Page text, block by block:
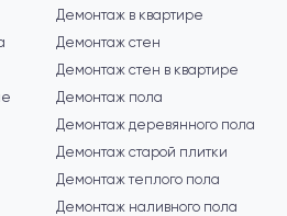
Демонтаж в квартире
Демонтаж стен
Демонтаж стен в квартире
Демонтаж пола
Демонтаж деревянного пола
Демонтаж старой плитки
Демонтаж теплого пола
Демонтаж наливного пола